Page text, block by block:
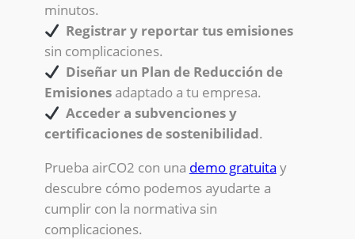
minutos.
Registrar y reportar tus emisiones
sin complicaciones.
Diseñar un Plan de Reducción de
Emisionesadaptado a tu empresa.
Acceder a subvenciones y
certificaciones de sostenibilidad.
Prueba airCO2 con una demo gratuita y
descubre cómo podemos ayudarte a
cumplir con la normativa sin
complicaciones.